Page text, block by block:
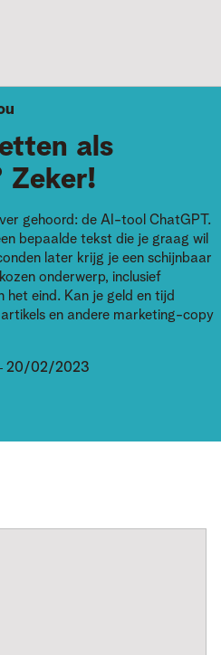
als
Zeker!
gehoord: de AI-tool ChatGPT.
bepaalde tekst die je graag wil
later krijg je een schijnbaar
onderwerp, inclusief
het eind. Kan je geld en tijd
en andere marketing-copy
20/02/2023